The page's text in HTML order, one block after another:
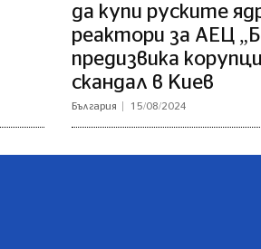
да купи руските
реактори за АЕЦ
предизвика
скандал в Киев
България 15/08/2024